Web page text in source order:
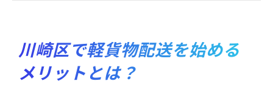
企業密集地ならではの配送依頼の豊富さ
川崎区における軽貨物業務の成長可能性
川崎区で軽貨物配送を始める
メリットとは？